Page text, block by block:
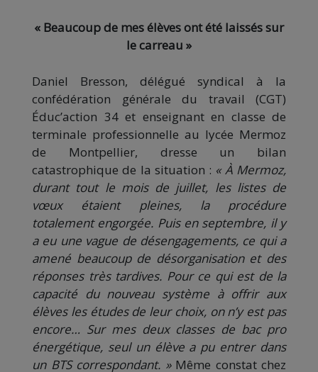
« Beaucoup de mes élèves ont été laissés sur
le carreau »
Daniel Bresson, délégué syndical à la
confédération générale du travail (CGT)
Éduc’action 34 et enseignant en classe de
terminale professionnelle au lycée Mermoz
de Montpellier, dresse un bilan
catastrophique de la situation : « À Mermoz,
durant tout le mois de juillet, les listes de
vœux étaient pleines, la procédure
totalement engorgée. Puis en septembre, il y
a eu une vague de désengagements, ce qui a
amené beaucoup de désorganisation et des
réponses très tardives. Pour ce qui est de la
capacité du nouveau système à offrir aux
élèves les études de leur choix, on n’y est pas
encore… Sur mes deux classes de bac pro
énergétique, seul un élève a pu entrer dans
un BTS correspondant. »Même constat chez